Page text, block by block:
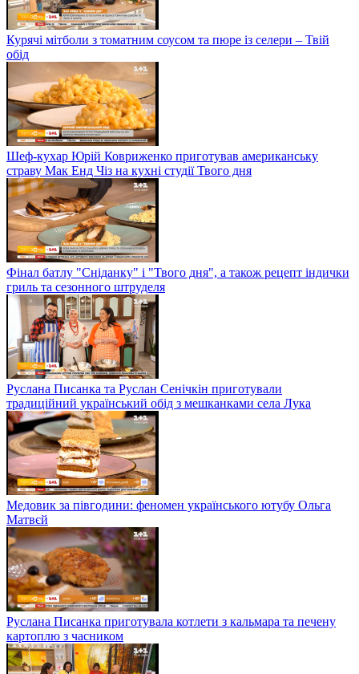
Курячі мітболи з томатним соусом та пюре із селери – Твій
обід
Шеф-кухар Юрій Ковриженко приготував американську
страву Мак Енд Чіз на кухні студії Твого дня
Фінал батлу "Сніданку" і "Твого дня", а також рецепт індички
гриль та сезонного штруделя
Руслана Писанка та Руслан Сенічкін приготували
традиційний український обід з мешканками села Лука
Медовик за півгодини: феномен українського ютубу Ольга
Матвєй
Руслана Писанка приготувала котлети з кальмара та печену
картоплю з часником